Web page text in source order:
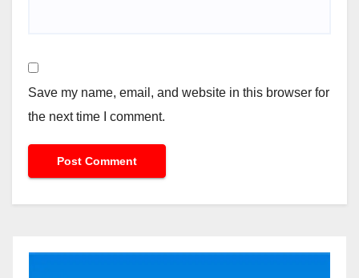
Save my name, email, and website in this browser for
the next time I comment.